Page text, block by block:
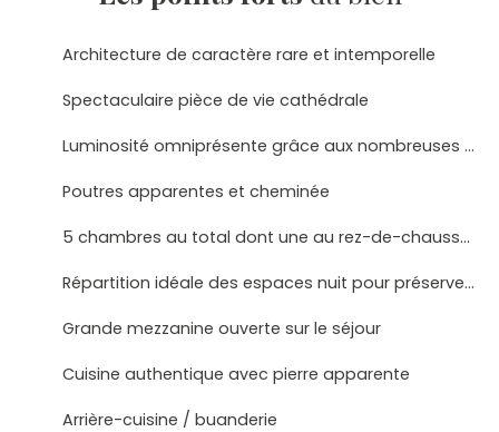
Architecture de caractère rare et intemporelle
Spectaculaire pièce de vie cathédrale
Luminosité omniprésente grâce aux nombreuses ouvertures
Poutres apparentes et cheminée
5 chambres au total dont une au rez-de-chaussée
Répartition idéale des espaces nuit pour préserver l'intimité
Grande mezzanine ouverte sur le séjour
Cuisine authentique avec pierre apparente
Arrière-cuisine / buanderie